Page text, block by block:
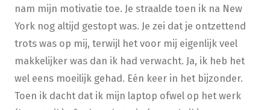
nam mijn motivatie toe. Je straalde toen ik na New
York nog altijd gestopt was. Je zei dat je ontzettend
trots was op mij, terwijl het voor mij eigenlijk veel
makkelijker was dan ik had verwacht. Ja, ik heb het
wel eens moeilijk gehad. Eén keer in het bijzonder.
Toen ik dacht dat ik mijn laptop ofwel op het werk